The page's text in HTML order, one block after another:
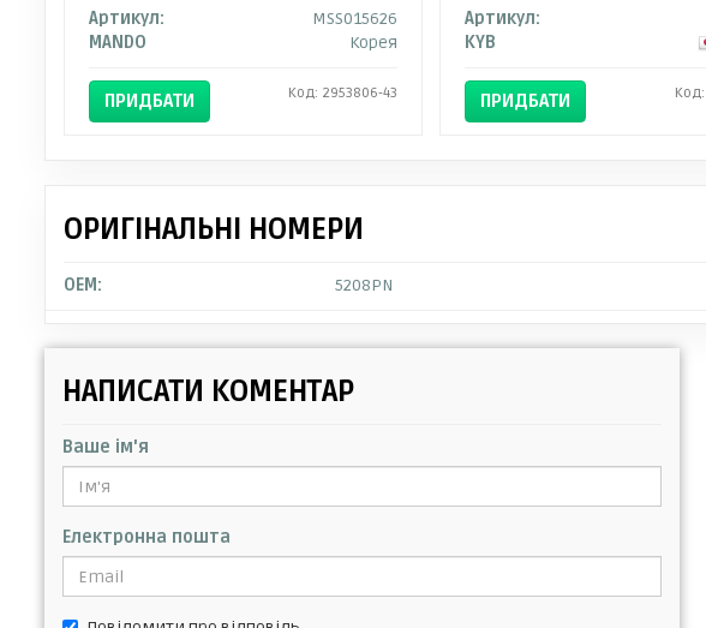
Артикул:
MSS015626
MANDO
Корея
ПРИДБАТИ Код: 2953806-43
Артикул:
KYB
ПРИДБАТИ Код:
ОРИГІНАЛЬНІ НОМЕРИ
OEM: 5208PN
НАПИСАТИ КОМЕНТАР
Ваше ім'я
Електронна пошта